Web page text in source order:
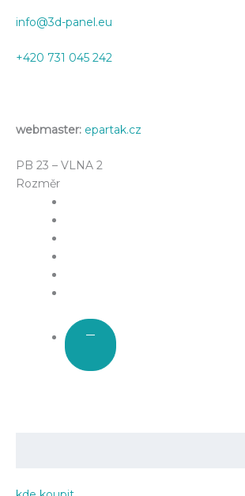
info@3d-panel.eu
+420 731 045 242
webmaster: epartak.cz
PB 23 – VLNA 2
Rozměr